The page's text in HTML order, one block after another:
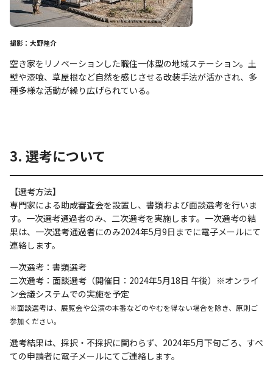
撮影：大野隆介
空き家をリノベーションした職住一体型の地域ステーション。土
壁や漆喰、草屋根など自然を感じさせる改装手法が活かされ、多
種多様な活動が繰り広げられている。
3. 選考について
【選考方法】
専門家による助成審査会を設置し、書類および面談選考を行いま
す。一次選考通過者のみ、二次選考を実施します。一次選考の結
果は、一次選考通過者にのみ2024年5月9日までに電子メールにて
連絡します。
一次選考：書類選考
二次選考：面談選考（開催日：2024年5月18日 午後）※オンライ
ン会議システムでの実施を予定
※面談選考は、展覧会や公演の本番などのやむを得ない場合を除き、原則ご
参加ください。
選考結果は、採択・不採択に関わらず、2024年5月下旬ごろ、すべ
ての申請者に電子メールにてご連絡します。